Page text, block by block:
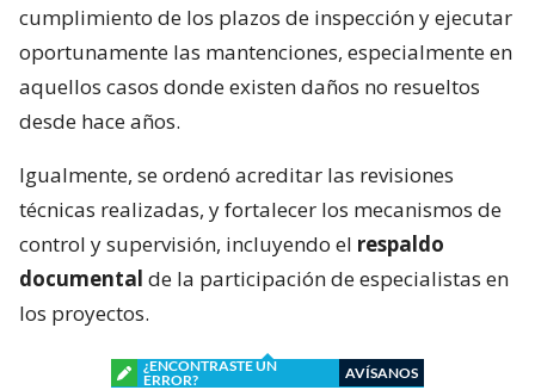
cumplimiento de los plazos de inspección y ejecutar
oportunamente las mantenciones, especialmente en
aquellos casos donde existen daños no resueltos
desde hace años.
Igualmente, se ordenó acreditar las revisiones
técnicas realizadas, y fortalecer los mecanismos de
control y supervisión, incluyendo el respaldo
documental de la participación de especialistas en
los proyectos.
¿ENCONTRASTE UN
ERROR?
AVÍSANOS